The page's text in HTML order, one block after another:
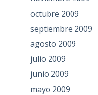
octubre 2009
septiembre 2009
agosto 2009
julio 2009
junio 2009
mayo 2009